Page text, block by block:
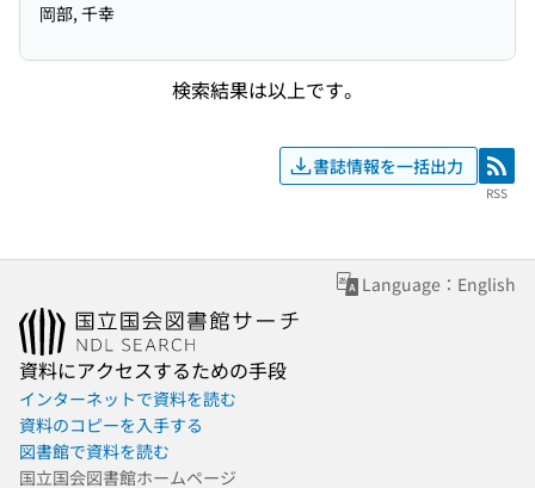
岡部, 千幸
検索結果は以上です。
書誌情報を一括出力 RSS
RSS
Language：English
資料にアクセスするための手段
インターネットで資料を読む
資料のコピーを入手する
図書館で資料を読む
国立国会図書館ホームページ